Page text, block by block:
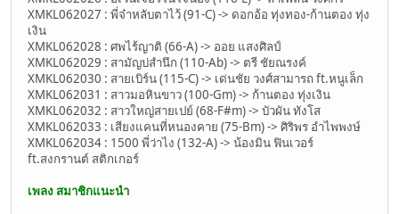
XMKL062027 : พี่จ๋าหลับตาไว้ (91-C) -> ดอกอ้อ ทุ่งทอง-ก้านตอง ทุ่ง
เงิน
XMKL062028 : ศพไร้ญาติ (66-A) -> ออย แสงศิลป์
XMKL062029 : สามัญบ่สำนึก (110-Ab) -> ตรี ชัยณรงค์
XMKL062030 : สายเบิร์น (115-C) -> เด่นชัย วงศ์สามารถ ft.หนูเล็ก
XMKL062031 : สาวมอหินขาว (100-Gm) -> ก้านตอง ทุ่งเงิน
XMKL062032 : สาวใหญ่สายเปย์ (68-F#m) -> บัวผัน ทังโส
XMKL062033 : เสียงแคนที่หนองคาย (75-Bm) -> ศิริพร อำไพพงษ์
XMKL062034 : 1500 พี่ว่าไง (132-A) -> น้องมิน ฟินเวอร์
ft.สงกรานต์ สติกเกอร์
เพลง สมาชิกแนะนำ